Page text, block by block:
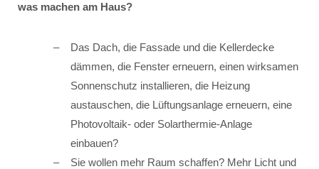
was machen am Haus?
Das Dach, die Fassade und die Kellerdecke
dämmen, die Fenster erneuern, einen wirksamen
Sonnenschutz installieren, die Heizung
austauschen, die Lüftungsanlage erneuern, eine
Photovoltaik- oder Solarthermie-Anlage
einbauen?
Sie wollen mehr Raum schaffen? Mehr Licht und